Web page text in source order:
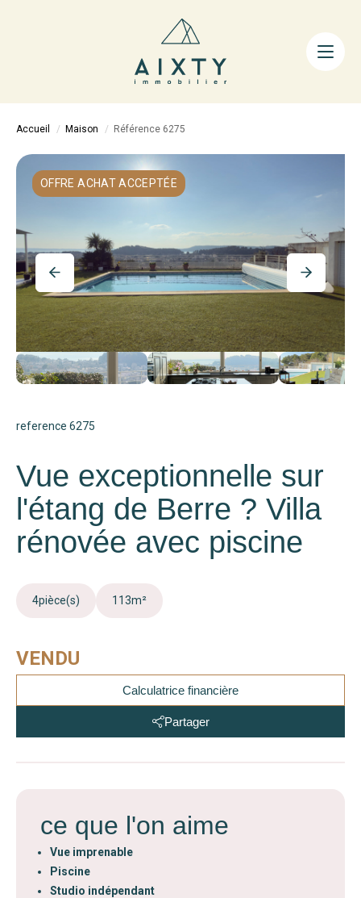
ACHETER
LA MÉTHODE
AIXTY & VOUS
Nos Agences
Nos Équipes
Nos Tarifs
Nos Biens Vendus
Notre City Guide
Accueil Maison Référence 6275
OFFRE ACHAT ACCEPTÉE
reference 6275
Vue exceptionnelle sur
l'étang de Berre ? Villa
rénovée avec piscine
4pièce(s) 113m²
VENDU
Calculatrice financière
Partager
ce que l'on aime
Vue imprenable
Piscine
Studio indépendant